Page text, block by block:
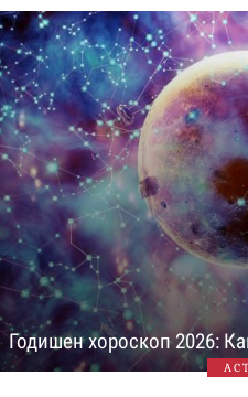
Годишен хороскоп 2026: